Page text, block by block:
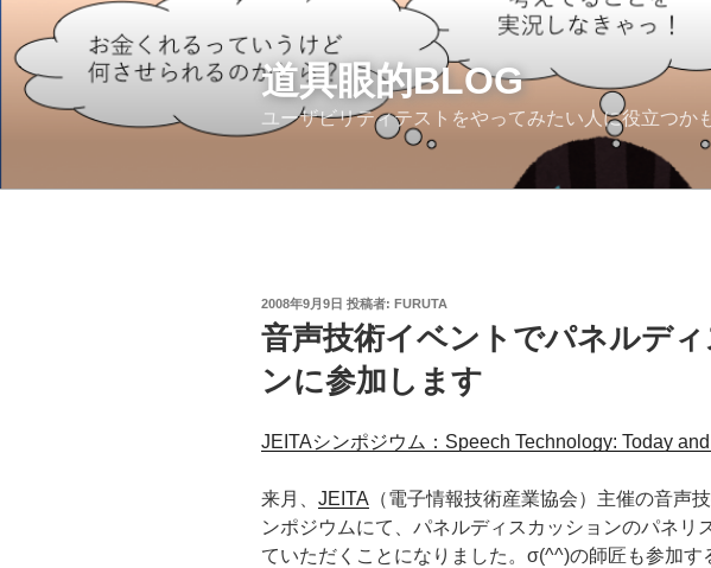
テ
道具眼的BLOG
ユーザビリティテストをやってみたい人に役立つか
投
稿
日:
2008年9月9日 投稿者: FURUTA
音声技術イベントでパネルディ
ンに参加します
JEITAシンポジウム：Speech Technology: Today
来月、 JEITA （電子情報技術産業協会）主催の音声
ンポジウムにて、パネルディスカッションのパネリ
ていただくことになりました。σ(^^)の師匠も参加す